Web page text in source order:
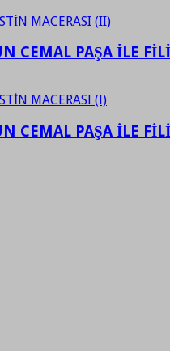
CEMAL PAŞA İLE
CEMAL PAŞA İLE